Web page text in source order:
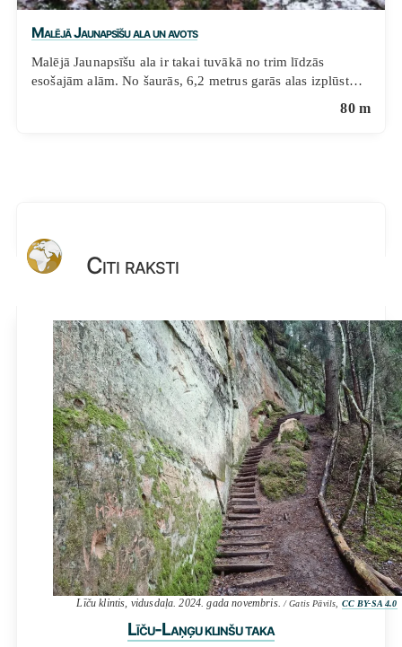
Malējā Jaunapsīšu ala un avots
Malējā Jaunapsīšu ala ir takai tuvākā no trim līdzās
esošajām alām. No šaurās, 6,2 metrus garās alas izplūst…
80 m
Citi raksti
Līču klintis, vidusdaļa. 2024. gada novembris./ Gatis Pāvils, CC BY-SA 4.0
Līču-Laņģu klinšu taka